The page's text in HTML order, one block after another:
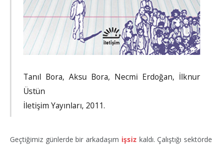
Tanıl Bora, Aksu Bora, Necmi Erdoğan, İlknur
Üstün
İletişim Yayınları, 2011.
Geçtiğimiz günlerde bir arkadaşım işsiz kaldı. Çalıştığı sektörde